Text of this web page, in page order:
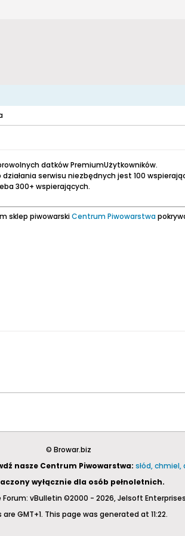
datków PremiumUżytkowników.
serwisu niezbędnych jest 100
300+ wspierających.
sklep piwowarskiCentrum Piwowarstwa
© Browar.biz
nasze Centrum Piwowarstwa: słód,
wyłącznie dla osób pełnoletnich.
vBulletin ©2000 - 2026, Jelsoft
GMT+1. This page was generated at 11:22.